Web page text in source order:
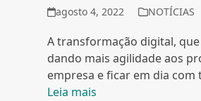
agosto 4, 2022 NOTÍCIAS
A transformação digital,
dando mais agilidade aos
empresa e ficar em dia com
Leia mais